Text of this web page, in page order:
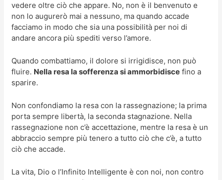
vedere oltre ciò che appare. No, non è il benvenuto e
non lo augurerò mai a nessuno, ma quando accade
facciamo in modo che sia una possibilità per noi di
andare ancora più spediti verso l’amore.
Quando combattiamo, il dolore si irrigidisce, non può
fluire. Nella resa la sofferenza si ammorbidisce fino a
sparire.
Non confondiamo la resa con la rassegnazione; la prima
porta sempre libertà, la seconda stagnazione. Nella
rassegnazione non c’è accettazione, mentre la resa è un
abbraccio sempre più tenero a tutto ciò che c’è, a tutto
ciò che accade.
La vita, Dio o l’Infinito Intelligente è con noi, non contro